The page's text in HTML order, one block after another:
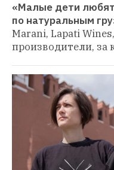
«Малые дети
по натуральным
Marani, Lapati
производители, за